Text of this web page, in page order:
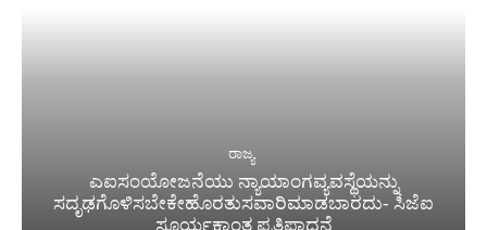
ರಾಜ್ಯ
ಎಐಸಂಯೋಜನೆಯು ನ್ಯಾಯಾಂಗವ್ಯವಸ್ಥೆಯನ್ನು
ಸದೃಢಗೊಳಿಸಬೇಕೇಹೊರತುಸವಾರಿಮಾಡಬಾರದು- ಸಿಜೆಐ
ಸೂರ್ಯಕಾಂತ ಪ್ರತಿಪಾದನೆ